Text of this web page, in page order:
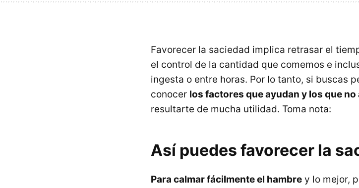
Favorecer la saciedad implica retrasar el
el control de la cantidad que comemos e
ingesta o entre horas. Por lo tanto, si buscas
conocer los factores que ayudan y los que
resultarte de mucha utilidad. Toma nota:
Así puedes favorecer la
Para calmar fácilmente el hambre y lo mejor,